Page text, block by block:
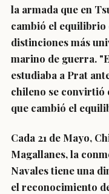
la armada que en
cambió el equilibrio
distinciones más
marino de guerra.
estudiaba a Prat
chileno se convirtió
que cambió el
Cada 21 de Mayo,
Magallanes, la
Navales tiene una
el reconocimiento